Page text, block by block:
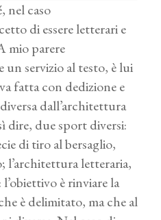
nel caso
di essere letterari e
mio parere
un servizio al testo, è lui
fatta con dedizione e
dall’architettura
dire, due sport diversi:
di tiro al bersaglio,
l’architettura letteraria,
è rinviare la
è delimitato, ma che al